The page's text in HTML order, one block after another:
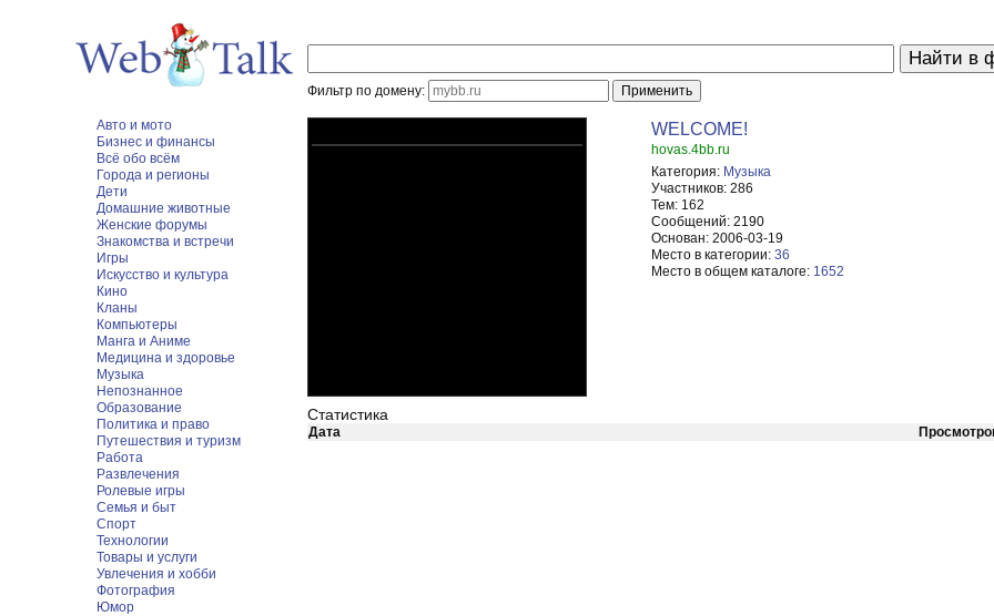
Фильтр по домену:
Авто и мото
Бизнес и финансы
Всё обо всём
Города и регионы
Дети
Домашние животные
Женские форумы
Знакомства и встречи
Игры
Искусство и культура
Кино
Кланы
Компьютеры
Манга и Аниме
Медицина и здоровье
Музыка
Непознанное
Образование
Политика и право
Путешествия и туризм
Работа
Развлечения
Ролевые игры
Семья и быт
Спорт
Технологии
Товары и услуги
Увлечения и хобби
Фотография
Юмор
WELCOME!
hovas.4bb.ru
Категория: Музыка
Участников: 286
Тем: 162
Сообщений: 2190
Основан: 2006-03-19
Место в категории: 36
Место в общем каталоге: 1652
Статистика
Дата